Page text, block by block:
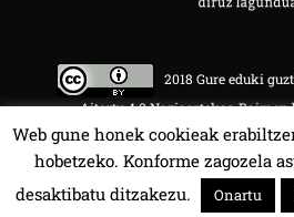
2018 Gure eduki
Aitortu 4.0 Nazioartekoa Baimen
HALA BEDI BAT 107.4 MHz.
Web gune honek cookieak
hobetzeko. Konforme zagozela
desaktibatu ditzakezu.
Onartu